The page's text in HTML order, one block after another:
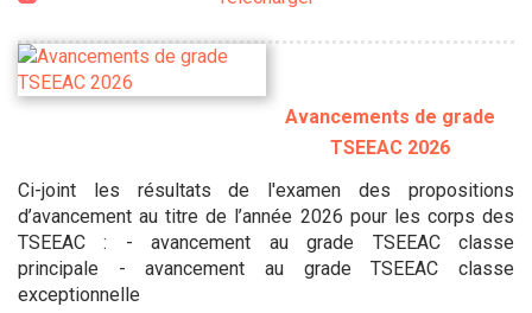
Avancements de grade
TSEEAC 2026
Ci-joint les résultats de l'examen des propositions
d’avancement au titre de l’année 2026 pour les corps des
TSEEAC : - avancement au grade TSEEAC classe
principale - avancement au grade TSEEAC classe
exceptionnelle